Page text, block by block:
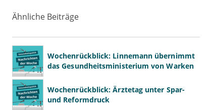
Ähnliche Beiträge
Wochenrückblick: Linnemann übernimmt
das Gesundheitsministerium von Warken
Wochenrückblick: Ärztetag unter Spar-
und Reformdruck